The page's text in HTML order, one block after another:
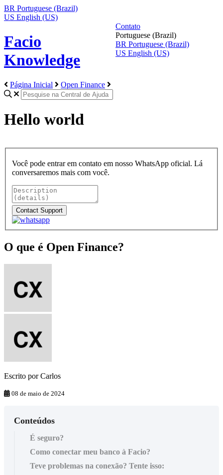
BR Portuguese (Brazil)
US English (US)
Facio
Knowledge
Contato
Portuguese (Brazil)
BR Portuguese (Brazil)
US English (US)
Página Inicial Open Finance
Hello world
Você pode entrar em contato em nosso WhatsApp oficial. Lá
conversaremos mais com você.
O que é Open Finance?
Escrito porCarlos
08 de maio de 2024
Conteúdos
É seguro?
Como conectar meu banco à Facio?
Teve problemas na conexão? Tente isso: